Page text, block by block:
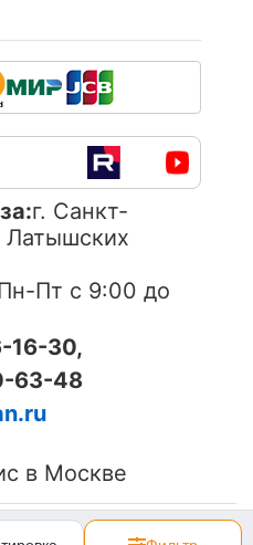
г. Санкт-
Латышских
Пт с 9:00 до
16-30,
63-48
в Москве
Все права